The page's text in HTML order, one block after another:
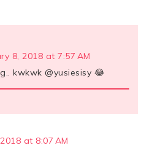
8, 2018 at 7:57 AM
kwkwk @yusiesisy 😂
at 8:07 AM